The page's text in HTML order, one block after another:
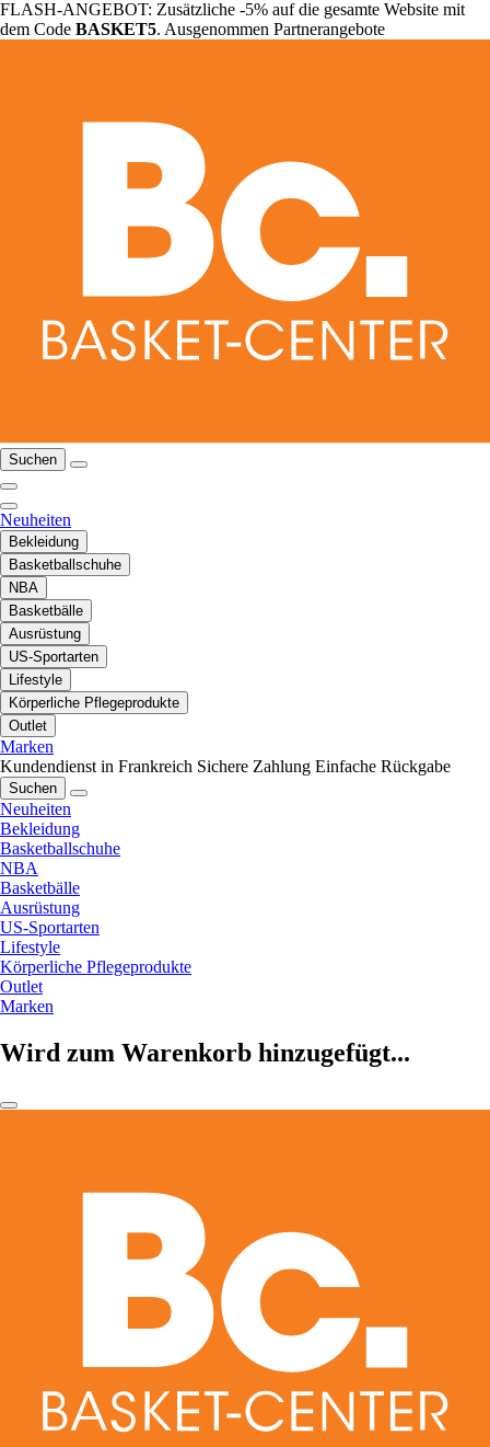
FLASH-ANGEBOT: Zusätzliche -5% auf die gesamte Website mit
dem Code BASKET5. Ausgenommen Partnerangebote
Suchen
Neuheiten
Bekleidung
Basketballschuhe
NBA
Basketbälle
Ausrüstung
US-Sportarten
Lifestyle
Körperliche Pflegeprodukte
Outlet
Marken
Kundendienst in Frankreich Sichere Zahlung Einfache Rückgabe
Suchen
Neuheiten
Bekleidung
Basketballschuhe
NBA
Basketbälle
Ausrüstung
US-Sportarten
Lifestyle
Körperliche Pflegeprodukte
Outlet
Marken
Wird zum Warenkorb hinzugefügt...